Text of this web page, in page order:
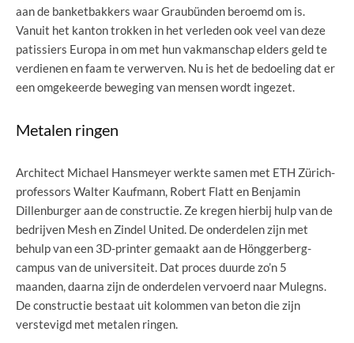
aan de banketbakkers waar Graubünden beroemd om is.
Vanuit het kanton trokken in het verleden ook veel van deze
patissiers Europa in om met hun vakmanschap elders geld te
verdienen en faam te verwerven. Nu is het de bedoeling dat er
een omgekeerde beweging van mensen wordt ingezet.
Metalen ringen
Architect Michael Hansmeyer werkte samen met ETH Zürich-
professors Walter Kaufmann, Robert Flatt en Benjamin
Dillenburger aan de constructie. Ze kregen hierbij hulp van de
bedrijven Mesh en Zindel United. De onderdelen zijn met
behulp van een 3D-printer gemaakt aan de Hönggerberg-
campus van de universiteit. Dat proces duurde zo’n 5
maanden, daarna zijn de onderdelen vervoerd naar Mulegns.
De constructie bestaat uit kolommen van beton die zijn
verstevigd met metalen ringen.